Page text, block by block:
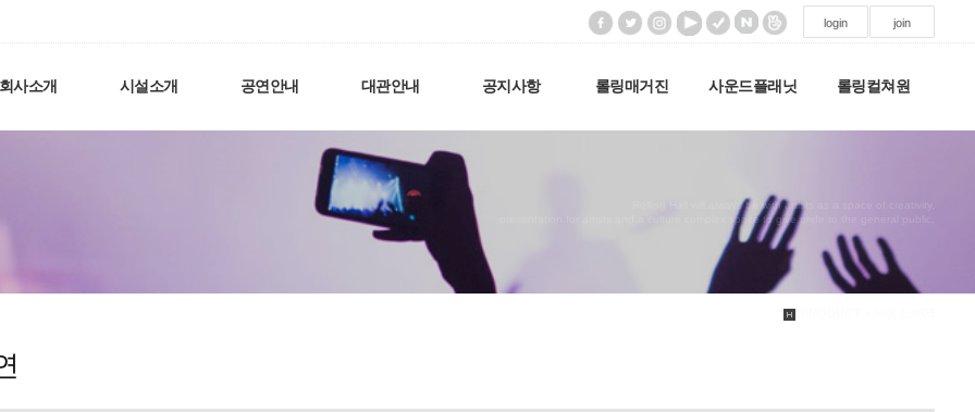
login join
사소개 시설소개 공연안내 대관안내 공지사항 롤링매거진 사운드플래닛 롤링컬쳐원
Rolling Hall will always be with artists as a space of creativity,
presentation for artists and a culture complex space to give pride to the general public.